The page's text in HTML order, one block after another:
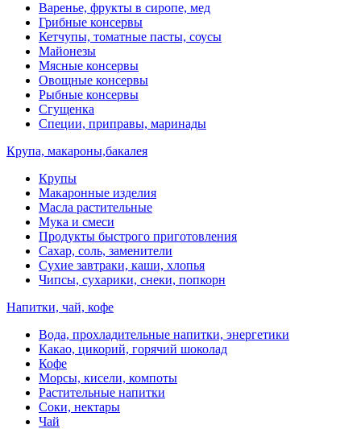
Варенье, фрукты в сиропе, мед
Грибные консервы
Кетчупы, томатные пасты, соусы
Майонезы
Мясные консервы
Овощные консервы
Рыбные консервы
Сгущенка
Специи, приправы, маринады
Крупа, макароны,бакалея
Крупы
Макаронные изделия
Масла растительные
Мука и смеси
Продукты быстрого приготовления
Сахар, соль, заменители
Сухие завтраки, каши, хлопья
Чипсы, сухарики, снеки, попкорн
Напитки, чай, кофе
Вода, прохладительные напитки, энергетики
Какао, цикорий, горячий шоколад
Кофе
Морсы, кисели, компоты
Растительные напитки
Соки, нектары
Чай